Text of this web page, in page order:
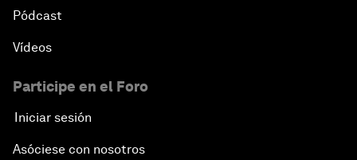
Pódcast
Vídeos
Participe en el Foro
Iniciar sesión
Asóciese con nosotros